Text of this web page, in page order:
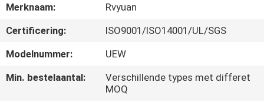
FABRIEKSREIS
KWALITEITSCONTROLE
Merknaam:
Rvyuan
Certificering:
ISO9001/ISO14001/UL/SGS
Modelnummer:
UEW
Min. bestelaantal:
Verschillende types met differet
MOQ